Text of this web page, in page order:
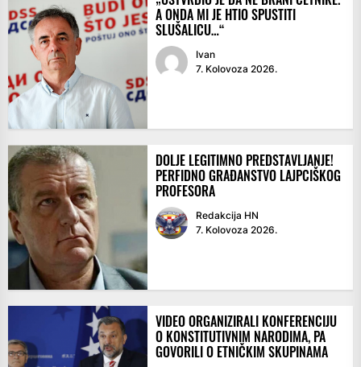
A ONDA MI JE HTIO SPUSTITI
SLUŠALICU…“
Ivan
7. Kolovoza 2026.
DOLJE LEGITIMNO PREDSTAVLJANJE!
PERFIDNO GRAĐANSTVO LAJPCIŠKOG
PROFESORA
Redakcija HN
7. Kolovoza 2026.
VIDEO ORGANIZIRALI KONFERENCIJU
O KONSTITUTIVNIM NARODIMA, PA
GOVORILI O ETNIČKIM SKUPINAMA